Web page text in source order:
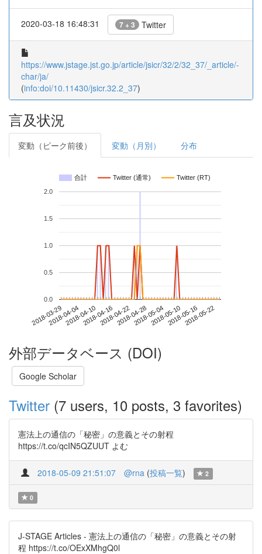
2020-03-18 16:48:31 7 + 3 Twitter
https://www.jstage.jst.go.jp/article/jsicr/32/2/32_37/_article/-
char/ja/
(info:doi/10.11430/jsicr.32.2_37)
言及状況
変動（ピーク前後） 変動（月別） 分布
合計 Twitter (通常) Twitter (RT)
2018-03-292018-04-042018-04-102018-04-162018-04-222018-04-282018-05-042018-05-102018-05-162018-05-22
0.0
0.5
1.0
1.5
2.0
外部データベース (DOI)
Google Scholar
Twitter (7 users, 10 posts, 3 favorites)
憲法上の通信の「秘密」の意義とその射程
https://t.co/qcIN5QZUUT よむ
2018-05-09 21:51:07 @rna (投稿一覧) 2
0
J-STAGE Articles - 憲法上の通信の「秘密」の意義とその射
程 https://t.co/OExXMhgQ0l